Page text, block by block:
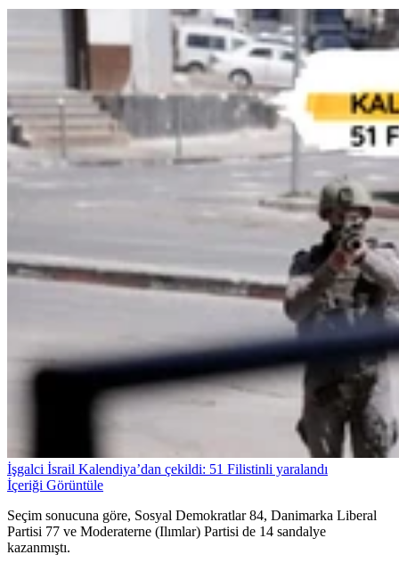
İşgalci İsrail Kalendiya’dan çekildi: 51 Filistinli yaralandı
İçeriği Görüntüle
Seçim sonucuna göre, Sosyal Demokratlar 84, Danimarka Liberal
Partisi 77 ve Moderaterne (Ilımlar) Partisi de 14 sandalye
kazanmıştı.